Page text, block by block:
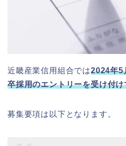
近畿産業信用組合では2024年5
卒採用のエントリーを受け付
募集要項は以下となります。